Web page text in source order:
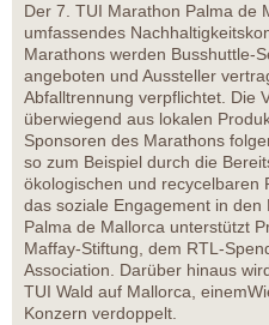
Der 7. TUI Marathon Palma de
umfassendes
Marathons werden Busshuttle-
angeboten und Aussteller
Abfalltrennung verpflichtet. Die
überwiegend aus lokalen
Sponsoren des Marathons
so zum Beispiel durch die
ökologischen und recycelbaren
das soziale Engagement in
Palma de Mallorca unterstützt
Maffay-Stiftung, dem RTL-
Association. Darüber hinaus
TUI Wald auf Mallorca,
Konzern verdoppelt.